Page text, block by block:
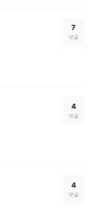
7
댓글
4
댓글
4
댓글